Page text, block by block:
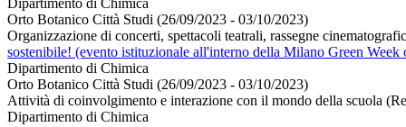
Dipartimento di Chimica
Orto Botanico Città Studi (26/09/2023 - 03/10/2023)
Organizzazione di concerti, spettacoli teatrali, rassegne
sostenibile! (evento istituzionale all'interno della Milano Green
Dipartimento di Chimica
Orto Botanico Città Studi (26/09/2023 - 03/10/2023)
Attività di coinvolgimento e interazione con il mondo della scuola
Dipartimento di Chimica